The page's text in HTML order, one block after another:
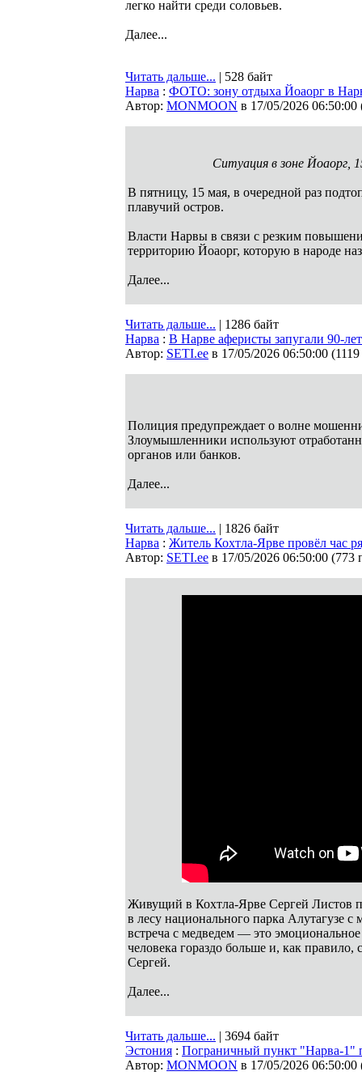
легко найти среди соловьев.
Далее...
Читать дальше... | 528 байт
Нарва : ФОТО: зону отдыха Йоаорг в
Автор: MONMOON в 17/05/2026 06:50:00
Ситуация в зоне Йоаорг,
В пятницу, 15 мая, в очередной раз
плавучий остров.
Власти Нарвы в связи с резким
территорию Йоаорг, которую в народе
Далее...
Читать дальше... | 1286 байт
Нарва : В Нарве аферисты запугали 90-
Автор: SETI.ee в 17/05/2026 06:50:00 (
Полиция предупреждает о волне
Злоумышленники используют
органов или банков.
Далее...
Читать дальше... | 1826 байт
Нарва : Житель Кохтла-Ярве провёл час
Автор: SETI.ee в 17/05/2026 06:50:00 (773
Живущий в Кохтла-Ярве Сергей Листов
в лесу национального парка Алутагузе
встреча с медведем — это
человека гораздо больше и, как
Сергей.
Далее...
Читать дальше... | 3694 байт
Эстония : Пограничный пункт "Нарва-1"
Автор: MONMOON в 17/05/2026 06:50:00